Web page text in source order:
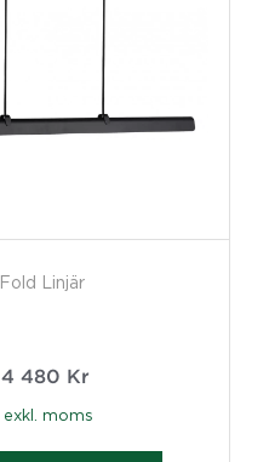
Fold Linjär
4 480 Kr
exkl. moms